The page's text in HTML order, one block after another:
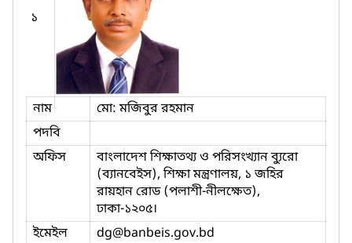
১
নাম
মো: মজিবুর রহমান
পদবি
অফিস
বাংলাদেশ শিক্ষাতথ্য ও পরিসংখ্যান ব্যুরো
(ব্যানবেইস), শিক্ষা মন্ত্রণালয়, ১ জহির
রায়হান রোড (পলাশী-নীলক্ষেত),
ঢাকা-১২০৫।
ইমেইল
dg@banbeis.gov.bd